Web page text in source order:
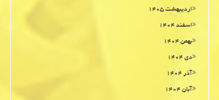
اردیبهشت ۱۴۰۵
اسفند ۱۴۰۴
بهمن ۱۴۰۴
دی ۱۴۰۴
آذر ۱۴۰۴
آبان ۱۴۰۴